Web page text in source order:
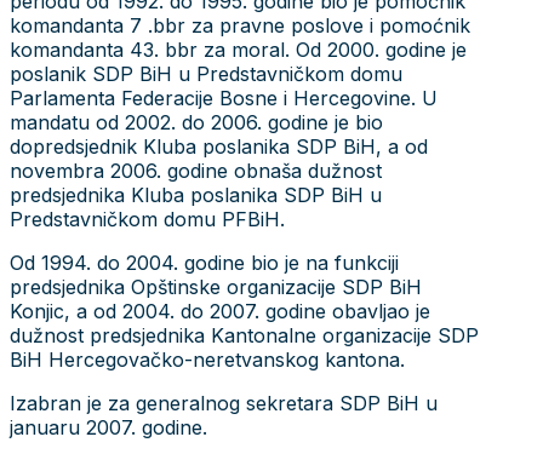
komandanta 7 .bbr za pravne poslove i pomoćnik
komandanta 43. bbr za moral. Od 2000. godine je
poslanik SDP BiH u Predstavničkom domu
Parlamenta Federacije Bosne i Hercegovine. U
mandatu od 2002. do 2006. godine je bio
dopredsjednik Kluba poslanika SDP BiH, a od
novembra 2006. godine obnaša dužnost
predsjednika Kluba poslanika SDP BiH u
Predstavničkom domu PFBiH.
Od 1994. do 2004. godine bio je na funkciji
predsjednika Opštinske organizacije SDP BiH
Konjic, a od 2004. do 2007. godine obavljao je
dužnost predsjednika Kantonalne organizacije SDP
BiH Hercegovačko-neretvanskog kantona.
Izabran je za generalnog sekretara SDP BiH u
januaru 2007. godine.